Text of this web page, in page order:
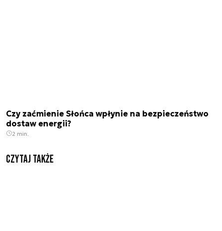
Czy zaćmienie Słońca wpłynie na bezpieczeństwo
dostaw energii?
2 min.
Czytaj także